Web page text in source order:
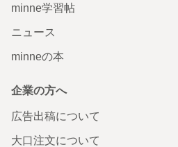
minne学習帖
ニュース
minneの本
企業の方へ
広告出稿について
大口注文について